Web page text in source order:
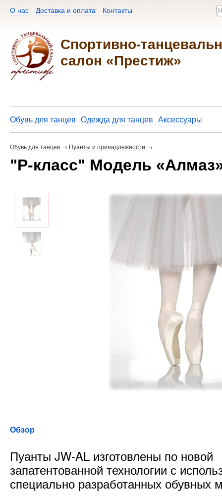
О нас Доставка и оплата Контакты​
Спортивно-
салон «Престиж»
Обувь для танцев Одежда для танцев Аксессуары
Обувь для танцев → Пуанты и принадлежности →
"Р-класс" Модель
Обзор
Пуанты JW-AL изготовлены по новой
запатентованной технологии с
специально разработанных обувных